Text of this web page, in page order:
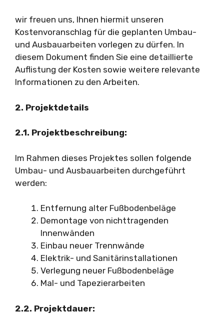
wir freuen uns, Ihnen hiermit unseren
Kostenvoranschlag für die geplanten Umbau-
und Ausbauarbeiten vorlegen zu dürfen. In
diesem Dokument finden Sie eine detaillierte
Auflistung der Kosten sowie weitere relevante
Informationen zu den Arbeiten.
2. Projektdetails
2.1. Projektbeschreibung:
Im Rahmen dieses Projektes sollen folgende
Umbau- und Ausbauarbeiten durchgeführt
werden:
Entfernung alter Fußbodenbeläge
Demontage von nichttragenden
Innenwänden
Einbau neuer Trennwände
Elektrik- und Sanitärinstallationen
Verlegung neuer Fußbodenbeläge
Mal- und Tapezierarbeiten
2.2. Projektdauer: